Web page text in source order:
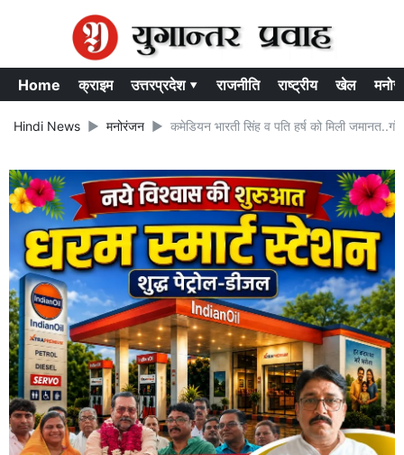
Home क्राइम उत्तरप्रदेश ▾ राजनीति राष्ट्रीय खेल
Hindi News मनोरंजन कमेडियन भारती सिंह व पति हर्ष को मिली